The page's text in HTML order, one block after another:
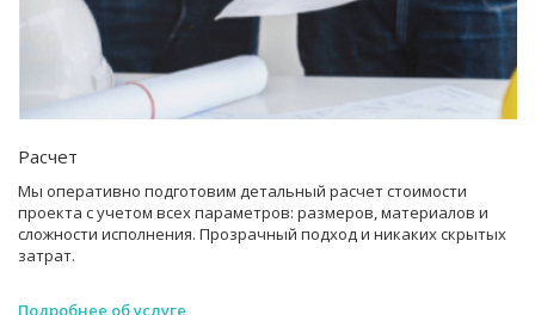
Расчет
Мы оперативно подготовим детальный расчет стоимости
проекта с учетом всех параметров: размеров, материалов и
сложности исполнения. Прозрачный подход и никаких скрытых
затрат.
Подробнее об услуге